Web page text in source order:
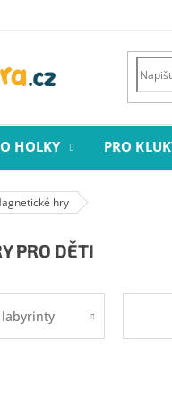
HOLKY PRO
hry
PRO DĚTI